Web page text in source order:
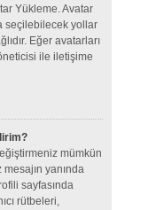
Yükleme. Avatar
seçilebilecek yollar
Eğer avatarları
ile iletişime
mümkün
yanında
sayfasında
rütbeleri,